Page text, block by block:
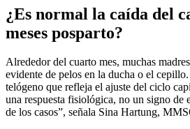
¿Es normal la caída del
meses posparto?
Alrededor del cuarto mes, muchas
evidente de pelos en la ducha o el
telógeno que refleja el ajuste del ciclo
una respuesta fisiológica, no un signo de
de los casos”, señala Sina Hartung,